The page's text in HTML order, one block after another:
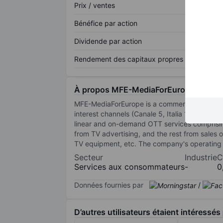
Prix / ventes
Bénéfice par action
Dividende par action
Rendement des capitaux propres
À propos MFE-MediaForEurope N.V.
MFE-MediaForEurope is a commercial TV
interest channels (Canale 5, Italia 1 and
linear and on-demand OTT services
from TV advertising, and the rest from sales
TV equipment, etc. The company's
Secteur
Services aux consommateurs
Industrie
-
Données fournies par /
D’autres utilisateurs étaient intéressés